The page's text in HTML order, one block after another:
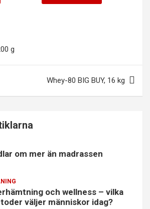
g
Whey-80 BIG BUY, 16 kg
om mer än madrassen
och wellness – vilka
väljer människor idag?